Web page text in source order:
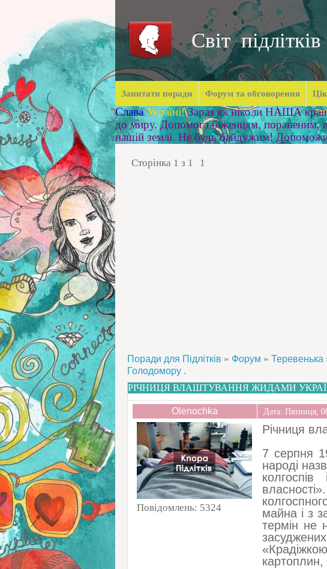
Світ підлітків
Запитати поради Форум та обговорення
Слава Україні! Зараз як ніколи НАША
до миру. Допомога біженцям, пораненим,
нашій землі. Не будь байдужим! Допоможи
Сторінка 1 з 1 1
Поради для Підлітків » Форум » Теревенька
Голодомору .
РІЧНИЦЯ ВЛАШТУВАННЯ ЖИДАМИ
Olenochka Дата: Пятниця,
Повідомлень: 5324
Річниця
7 серпня
народі
колгоспів
майна і з
термін не